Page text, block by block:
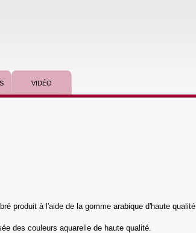
VIDÉO
produit à l'aide de la gomme arabique d'haute qualité
des couleurs aquarelle de haute qualité.